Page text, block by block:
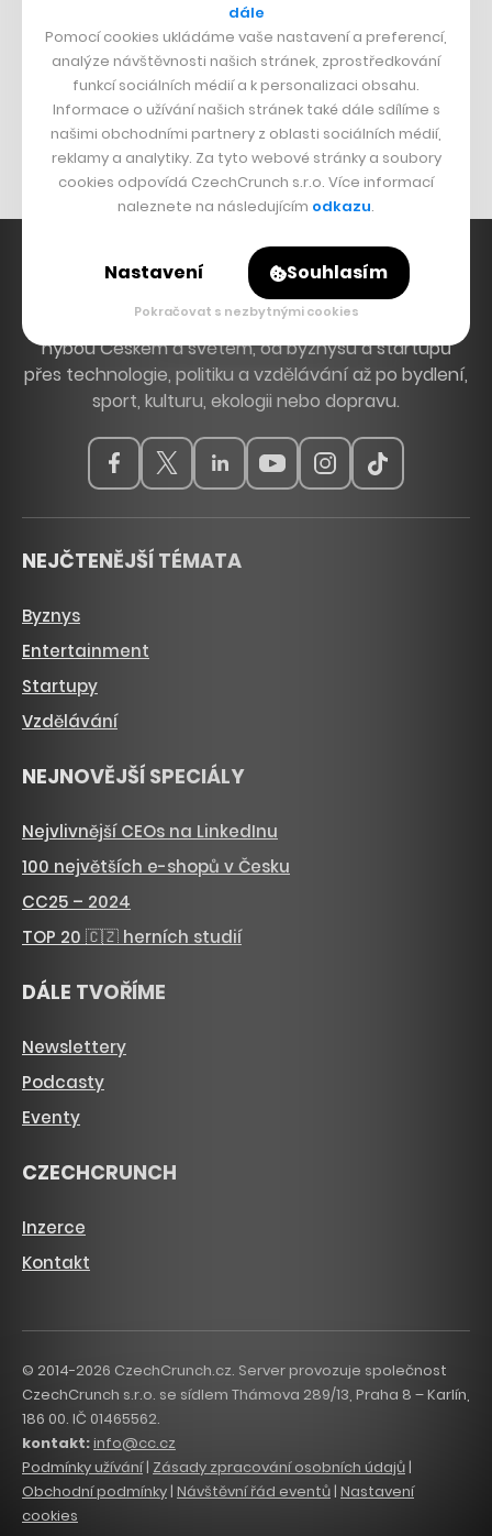
DESIGN
Bomma není tichá
Originální hodinky
Nábytek z betonu
Hlavní zdroj inspirace. Věnujeme se tématům, která
hýbou Českem a světem, od byznysu a startupů
přes technologie, politiku a vzdělávání až po bydlení,
sport, kulturu, ekologii nebo dopravu.
NEJČTENĚJŠÍ TÉMATA
Byznys
Entertainment
Startupy
Vzdělávání
NEJNOVĚJŠÍ SPECIÁLY
Nejvlivnější CEOs na LinkedInu
100 největších e-shopů v Česku
CC25 – 2024
TOP 20 🇨🇿 herních studií
DÁLE TVOŘÍME
Newslettery
Podcasty
Eventy
CZECHCRUNCH
Inzerce
Kontakt
© 2014-2026 CzechCrunch.cz. Server provozuje společnost
CzechCrunch s.r.o. se sídlem Thámova 289/13, Praha 8 – Karlín,
186 00. IČ 01465562.
kontakt:info@cc.cz
Podmínky užívání| Zásady zpracování osobních údajů |
Obchodní podmínky | Návštěvní řád eventů | Nastavení
cookies
dále
Pomocí cookies ukládáme vaše nastavení a preferencí,
analýze návštěvnosti našich stránek, zprostředkování
funkcí sociálních médií a k personalizaci obsahu.
Informace o užívání našich stránek také dále sdílíme s
našimi obchodními partnery z oblasti sociálních médií,
reklamy a analytiky. Za tyto webové stránky a soubory
cookies odpovídá CzechCrunch s.r.o. Více informací
naleznete na následujícím odkazu.
Nastavení Souhlasím
Pokračovat s nezbytnými cookies